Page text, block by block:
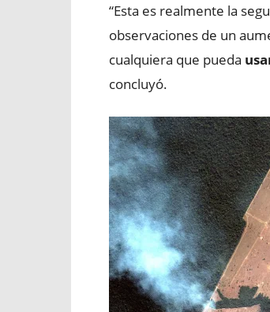
“Esta es realmente la
observaciones de un
cualquiera que pueda
concluyó.